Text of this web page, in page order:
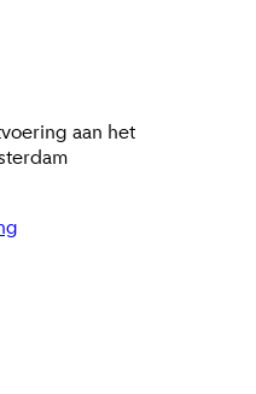
aan het